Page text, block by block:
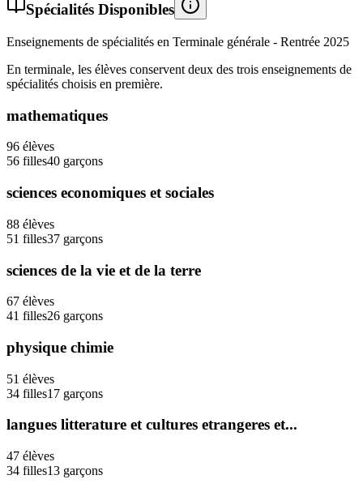
Spécialités Disponibles
Enseignements de spécialités en Terminale générale - Rentrée 2025
En terminale, les élèves conservent deux des trois enseignements de
spécialités choisis en première.
mathematiques
96 élèves
56 filles40 garçons
sciences economiques et sociales
88 élèves
51 filles37 garçons
sciences de la vie et de la terre
67 élèves
41 filles26 garçons
physique chimie
51 élèves
34 filles17 garçons
langues litterature et cultures etrangeres et...
47 élèves
34 filles13 garçons